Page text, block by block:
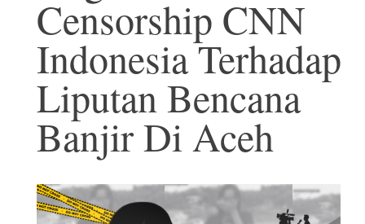
Censorship CNN
Indonesia Terhadap
Liputan Bencana
Banjir Di Aceh